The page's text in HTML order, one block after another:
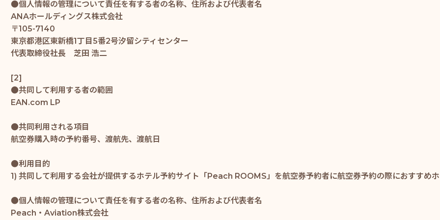
●個人情報の管理について責任を有する者の名称、住所および代表者名
ANAホールディングス株式会社
〒105-7140
東京都港区東新橋1丁目5番2号汐留シティセンター
代表取締役社長 芝田 浩二
[2]
●共同して利用する者の範囲
EAN.com LP
●共同利用される項目
航空券購入時の予約番号、渡航先、渡航日
●利用目的
1) 共同して利用する会社が提供するホテル予約サイト「Peach ROOMS」を航空券予約者に航空券予約の際におすすめ
●個人情報の管理について責任を有する者の名称、住所および代表者名
Peach・Aviation株式会社